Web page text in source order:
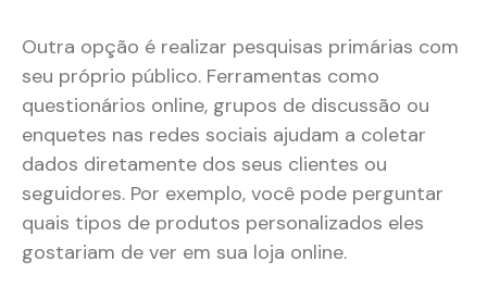
Outra opção é realizar pesquisas primárias com
seu próprio público. Ferramentas como
questionários online, grupos de discussão ou
enquetes nas redes sociais ajudam a coletar
dados diretamente dos seus clientes ou
seguidores. Por exemplo, você pode perguntar
quais tipos de produtos personalizados eles
gostariam de ver em sua loja online.​